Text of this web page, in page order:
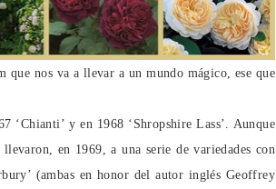
que nos va a llevar a un mundo mágico, ese que
‘Chianti’ y en 1968 ‘Shropshire Lass’. Aunque
en 1969, a una serie de variedades con
(ambas en honor del autor inglés Geoffrey